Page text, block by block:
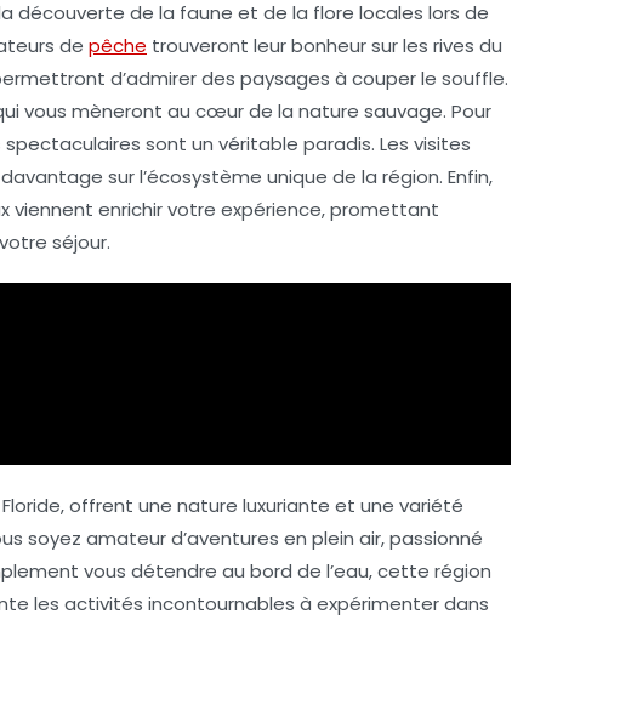
découverte de la faune et de la flore locales lors de
de pêche trouveront leur bonheur sur les rives du
d’admirer des paysages à couper le souffle.
vous mèneront au cœur de la nature sauvage. Pour
sont un véritable paradis. Les visites
sur l’écosystème unique de la région. Enfin,
viennent enrichir votre expérience, promettant
séjour.
offrent une nature luxuriante et une variété
soyez amateur d’aventures en plein air, passionné
vous détendre au bord de l’eau, cette région
les activités incontournables à expérimenter dans